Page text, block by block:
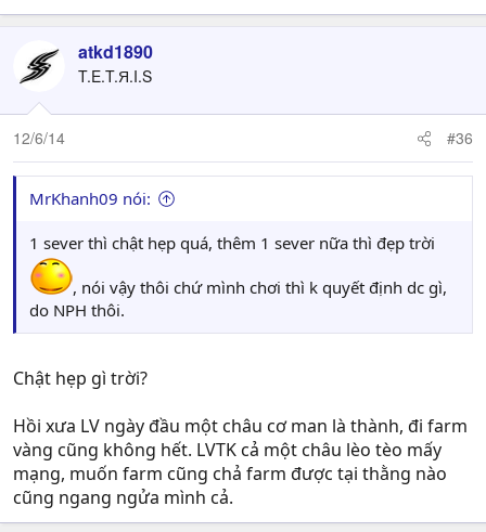
atkd1890
T.E.T.Я.I.S
12/6/14 #36
MrKhanh09 nói:
1 sever thì chật hẹp quá, thêm 1 sever nữa thì đẹp trời
, nói vậy thôi chứ mình chơi thì k quyết định dc gì,
do NPH thôi.
Chật hẹp gì trời?
Hồi xưa LV ngày đầu một châu cơ man là thành, đi farm
vàng cũng không hết. LVTK cả một châu lèo tèo mấy
mạng, muốn farm cũng chả farm được tại thằng nào
cũng ngang ngửa mình cả.